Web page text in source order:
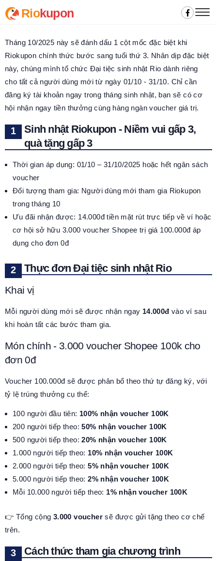
Riokupon
Tháng 10/2025 này sẽ đánh dấu 1 cột mốc đặc biệt khi
Riokupon chính thức bước sang tuổi thứ 3. Nhân dịp đặc biệt
này, chúng mình tổ chức Đại tiệc sinh nhật Rio dành riêng
cho tất cả người dùng mới từ ngày 01/10 - 31/10. Chỉ cần
đăng ký tài khoản ngay trong tháng sinh nhật, bạn sẽ có cơ
hội nhận ngay tiền thưởng cùng hàng ngàn voucher giá trị.
Sinh nhật Riokupon - Niềm vui gấp 3,
quà tặng gấp 3
Thời gian áp dụng: 01/10 – 31/10/2025 hoặc hết ngân sách
voucher
Đối tượng tham gia: Người dùng mới tham gia Riokupon
trong tháng 10
Ưu đãi nhận được: 14.000đ tiền mặt rút trực tiếp về ví hoặc
cơ hội sở hữu 3.000 voucher Shopee trị giá 100.000đ áp
dụng cho đơn 0đ
Thực đơn Đại tiệc sinh nhật Rio
Khai vị
Mỗi người dùng mới sẽ được nhận ngay 14.000đ vào ví sau
khi hoàn tất các bước tham gia.
Món chính - 3.000 voucher Shopee 100k cho
đơn 0đ
Voucher 100.000đ sẽ được phân bổ theo thứ tự đăng ký, với
tỷ lệ trúng thưởng cụ thể:
100 người đầu tiên: 100% nhận voucher 100K
200 người tiếp theo:50% nhận voucher 100K
500 người tiếp theo:20% nhận voucher 100K
1.000 người tiếp theo: 10% nhận voucher 100K
2.000 người tiếp theo:5% nhận voucher 100K
5.000 người tiếp theo:2% nhận voucher 100K
Mỗi 10.000 người tiếp theo: 1% nhận voucher 100K
👉 Tổng cộng 3.000 voucher sẽ được gửi tặng theo cơ chế
trên.
Cách thức tham gia chương trình